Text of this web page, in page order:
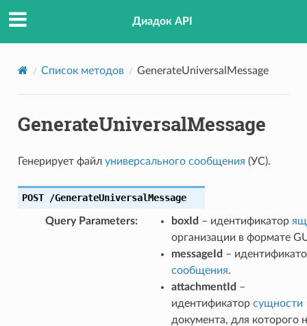
Диадок API
Список методов GenerateUniversalMessage
GenerateUniversalMessage
Генерирует файл универсального сообщения (УС).
POST /GenerateUniversalMessage
Query Parameters: boxId – идентификатор
организации в формате
messageId –
сообщения.
attachmentId –
идентификатор сущности
документа, для которого